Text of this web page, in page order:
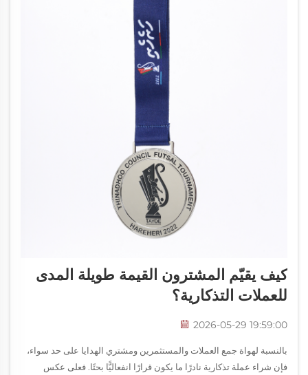
كيف يقيّم المشترون القيمة طويلة المدى
للعملات التذكارية؟
2026-05-29 19:59:00
بالنسبة لهواة جمع العملات والمستثمرين ومشتري الهدايا على حد سواء،
فإن شراء عملة تذكارية نادرًا ما يكون قرارًا انفعاليًّا بحتًا. فعلى عكس